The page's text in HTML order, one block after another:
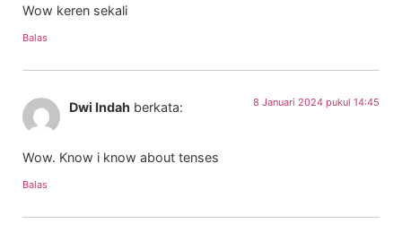
Wow keren sekali
Balas
Dwi Indah berkata: 8 Januari 2024 pukul 14:45
Wow. Know i know about tenses
Balas